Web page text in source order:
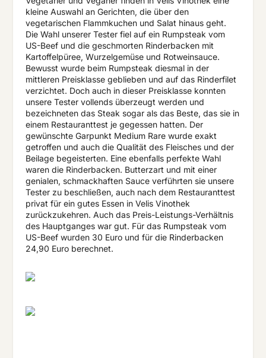
kleine Auswahl an Gerichten, die über den
vegetarischen Flammkuchen und Salat hinaus geht.
Die Wahl unserer Tester fiel auf ein Rumpsteak vom
US-Beef und die geschmorten Rinderbacken mit
Kartoffelpüree, Wurzelgemüse und Rotweinsauce.
Bewusst wurde beim Rumpsteak diesmal in der
mittleren Preisklasse geblieben und auf das Rinderfilet
verzichtet. Doch auch in dieser Preisklasse konnten
unsere Tester vollends überzeugt werden und
bezeichneten das Steak sogar als das Beste, das sie in
einem Restauranttest je gegessen hatten. Der
gewünschte Garpunkt Medium Rare wurde exakt
getroffen und auch die Qualität des Fleisches und der
Beilage begeisterten. Eine ebenfalls perfekte Wahl
waren die Rinderbacken. Butterzart und mit einer
genialen, schmackhaften Sauce verführten sie unsere
Tester zu beschließen, auch nach dem Restauranttest
privat für ein gutes Essen in Velis Vinothek
zurückzukehren. Auch das Preis-Leistungs-Verhältnis
des Hauptganges war gut. Für das Rumpsteak vom
US-Beef wurden 30 Euro und für die Rinderbacken
24,90 Euro berechnet.